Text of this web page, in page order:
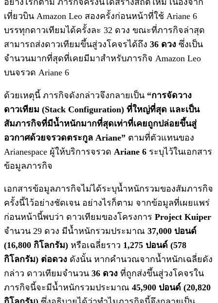
เที่ยวบิน Amazon Leo สองครั้งก่อนหน้าที่ใช้ Ariane 6
บรรทุกดาวเทียมได้ครั้งละ 32 ดวง ขณะที่ภารกิจล่าสุด
สามารถส่งดาวเทียมขึ้นสู่วงโคจรได้ถึง 36 ดวง ซึ่งเป็น
จำนวนมากที่สุดที่เคยมีมาสำหรับภารกิจ Amazon Leo
บนจรวด Ariane 6
ด้วยเหตุนี้ ภารกิจดังกล่าวจึงกลายเป็น “การจัดวาง
ดาวเทียม (Stack Configuration) ที่ใหญ่ที่สุด และเป็น
สัมภารกิจที่มีน้ำหนักมากที่สุดเท่าที่เคยถูกปล่อยขึ้นสู่
อวกาศด้วยจรวดตระกูล Ariane” ตามที่ตัวแทนของ
Arianespace ผู้ให้บริการจรวด Ariane 6 ระบุไว้ในเอกสาร
ข้อมูลภารกิจ
เอกสารข้อมูลภารกิจไม่ได้ระบุน้ำหนักรวมของสัมภารกิจ
ครั้งนี้ไว้อย่างชัดเจน อย่างไรก็ตาม จากข้อมูลที่เผยแพร่
ก่อนหน้านี้พบว่า ดาวเทียมของโครงการ Project Kuiper
จำนวน 29 ดวง มีน้ำหนักรวมประมาณ 37,000 ปอนด์
(16,800 กิโลกรัม) หรือเฉลี่ยราว 1,275 ปอนด์ (578
กิโลกรัม) ต่อดวง ดังนั้น หากคำนวณจากน้ำหนักเฉลี่ยดัง
กล่าว ดาวเทียมจำนวน 36 ดวง ที่ถูกส่งขึ้นสู่วงโคจรใน
ภารกิจนี้จะมีน้ำหนักรวมประมาณ 45,900 ปอนด์ (20,820